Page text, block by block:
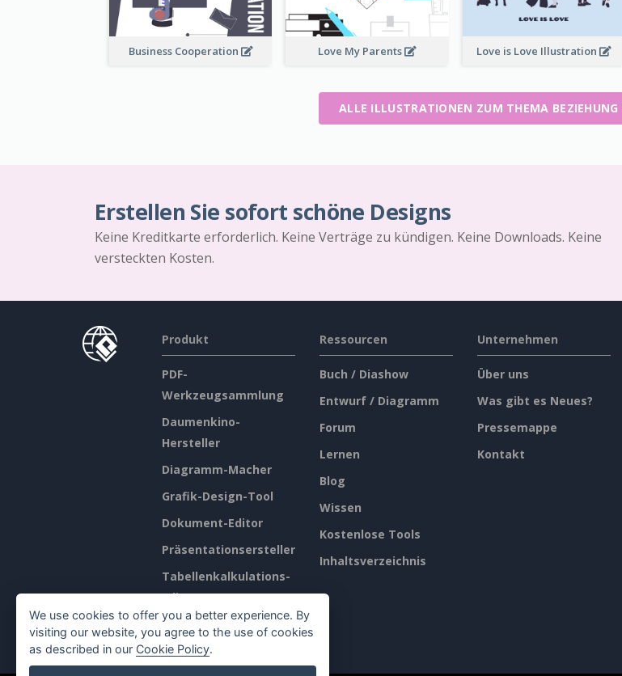
Business Cooperation Love My Parents Love is Love Illustration
ALLE ILLUSTRATIONEN ZUM THEMA BEZIEHUNG
Erstellen Sie sofort schöne Designs
Keine Kreditkarte erforderlich. Keine Verträge zu kündigen. Keine Downloads. Keine
versteckten Kosten.
Produkt
PDF-
Werkzeugsammlung
Daumenkino-
Hersteller
Diagramm-Macher
Grafik-Design-Tool
Dokument-Editor
Präsentationsersteller
Tabellenkalkulations-
Editor
Preisgestaltung
Ressourcen
Buch / Diashow
Entwurf / Diagramm
Forum
Lernen
Blog
Wissen
Kostenlose Tools
Inhaltsverzeichnis
Unternehmen
Über uns
Was gibt es Neues?
Pressemappe
Kontakt
We use cookies to offer you a better experience. By
visiting our website, you agree to the use of cookies
as described in our Cookie Policy.